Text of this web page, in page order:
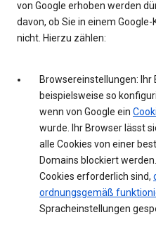
von Google erhoben werden
davon, ob Sie in einem
nicht. Hierzu zählen:
Browsereinstellungen: Ihr
beispielsweise so
wenn von Google ein
wurde. Ihr Browser lässt
alle Cookies von einer
Domains blockiert
Cookies erforderlich sind,
ordnungsgemäß
Spracheinstellungen